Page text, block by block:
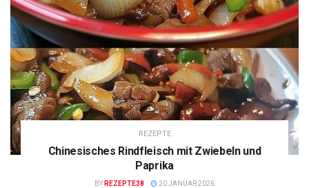
REZEPTE
Chinesisches Rindfleisch mit Zwiebeln und
Paprika
BY REZEPTE38 20 JANUAR 2026